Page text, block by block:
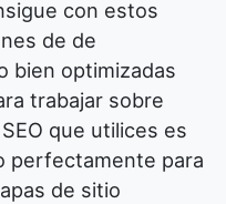
con estos
de de
bien optimizadas
trabajar sobre
que utilices es
perfectamente para
de sitio